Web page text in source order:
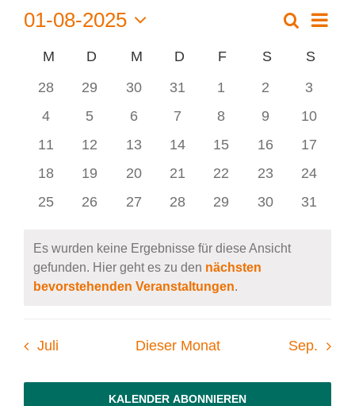
Suche
Ansichten,
Navigation
Suche
Monat
01-08-2025
wählen.
Kalender
von
M MONTAG
D DIENSTAG
M MITTWOCH
D DONNERSTAG
F FREITAG
SSAMSTAG
S
0
28
0
29
0
30
0
31
0
1
0
2
0
3
0
4
0
5
0
6
0
7
0
8
0
9
0
10
0
11
0
12
0
13
0
14
0
15
0
16
0
17
0
18
0
19
0
20
0
21
0
22
0
23
0
24
0
25
0
26
0
27
0
28
0
29
0
30
0
31
Hinweis
Es wurden keine Ergebnisse für diese Ansicht
gefunden. Hier geht es zu den nächsten
bevorstehenden Veranstaltungen.
Juli Dieser Monat Sep.
KALENDER ABONNIEREN